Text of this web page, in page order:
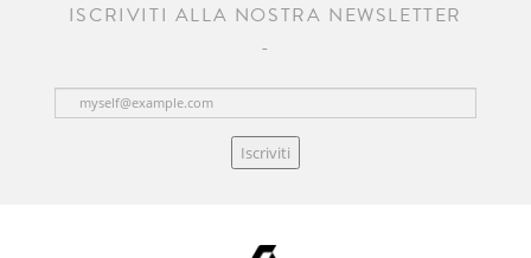
ISCRIVITI ALLA NOSTRA NEWSLETTER
Iscriviti